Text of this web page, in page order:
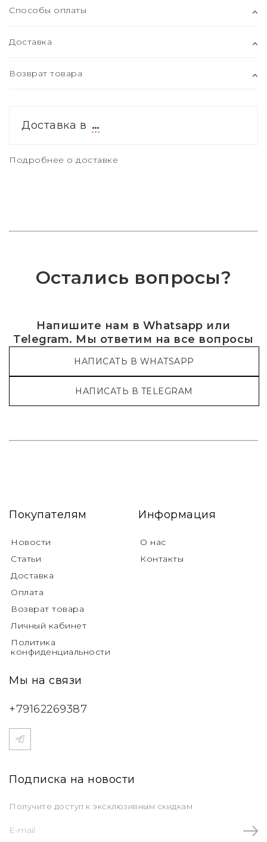
Способы оплаты
Доставка
Возврат товара
Доставка в …
Подробнее о доставке
Остались вопросы?
Напишите нам в Whatsapp или
Telegram. Мы ответим на все вопросы
НАПИСАТЬ В WHATSAPP
НАПИСАТЬ В TELEGRAM
Покупателям
Новости
Статьи
Доставка
Оплата
Возврат товара
Личный кабинет
Политика
конфиденциальности
Информация
О нас
Контакты
Мы на связи
+79162269387
Подписка на новости
Получите доступ к эксклюзивным скидкам